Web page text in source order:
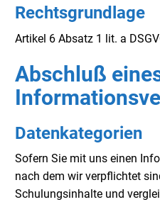
Rechtsgrundlage
Artikel 6 Absatz 1 lit. a
Abschluß
Datenkategorien
Sofern Sie mit uns einen
nach dem wir verpflichtet
Schulungsinhalte und